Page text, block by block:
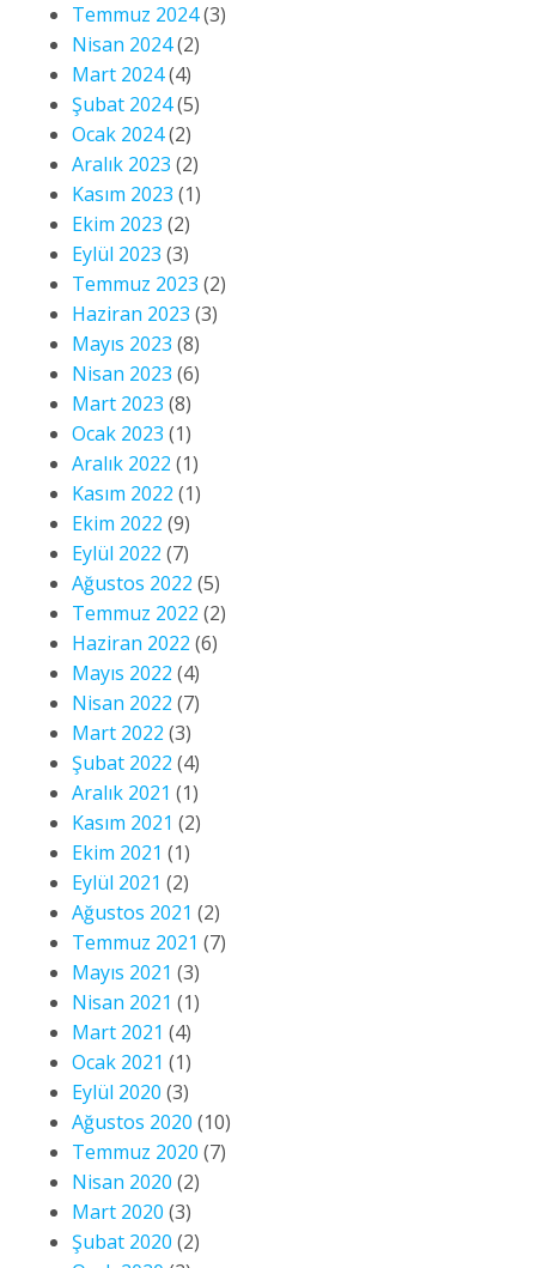
Temmuz 2024(3)
Nisan 2024(2)
Mart 2024(4)
Şubat 2024(5)
Ocak 2024(2)
Aralık 2023 (2)
Kasım 2023 (1)
Ekim 2023 (2)
Eylül 2023 (3)
Temmuz 2023 (2)
Haziran 2023 (3)
Mayıs 2023 (8)
Nisan 2023 (6)
Mart 2023 (8)
Ocak 2023 (1)
Aralık 2022 (1)
Kasım 2022 (1)
Ekim 2022 (9)
Eylül 2022 (7)
Ağustos 2022 (5)
Temmuz 2022 (2)
Haziran 2022 (6)
Mayıs 2022 (4)
Nisan 2022 (7)
Mart 2022 (3)
Şubat 2022 (4)
Aralık 2021 (1)
Kasım 2021 (2)
Ekim 2021 (1)
Eylül 2021 (2)
Ağustos 2021 (2)
Temmuz 2021 (7)
Mayıs 2021 (3)
Nisan 2021 (1)
Mart 2021 (4)
Ocak 2021 (1)
Eylül 2020 (3)
Ağustos 2020 (10)
Temmuz 2020 (7)
Nisan 2020 (2)
Mart 2020 (3)
Şubat 2020 (2)